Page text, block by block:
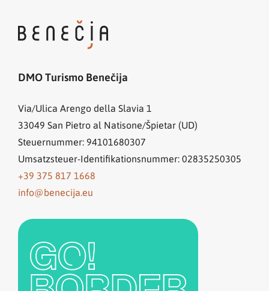
DMO Turismo Benečija
Via/Ulica Arengo della Slavia 1
33049 San Pietro al Natisone/Špietar (UD)
Steuernummer: 94101680307
Umsatzsteuer-Identifikationsnummer: 02835250305
+39 375 817 1668
info@benecija.eu